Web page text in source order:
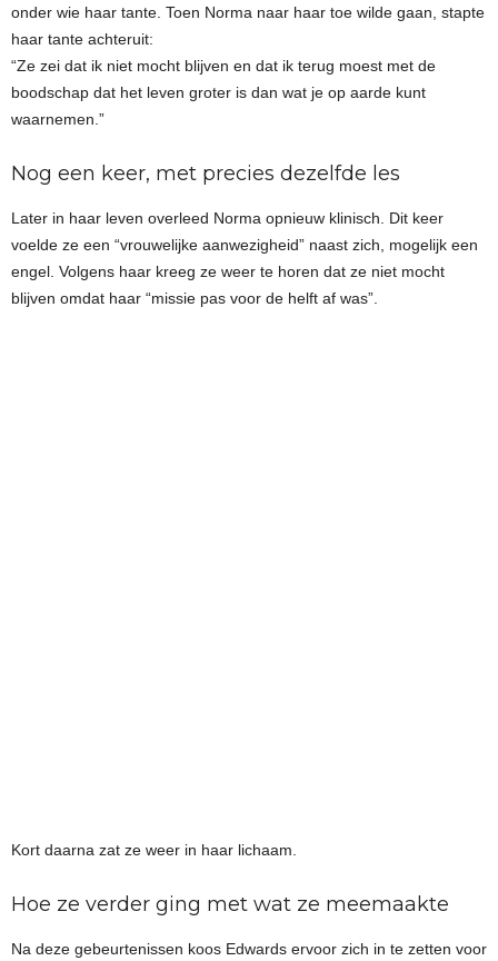
onder wie haar tante. Toen Norma naar haar toe wilde gaan, stapte
haar tante achteruit:
“Ze zei dat ik niet mocht blijven en dat ik terug moest met de
boodschap dat het leven groter is dan wat je op aarde kunt
waarnemen.”
Nog een keer, met precies dezelfde les
Later in haar leven overleed Norma opnieuw klinisch. Dit keer
voelde ze een “vrouwelijke aanwezigheid” naast zich, mogelijk een
engel. Volgens haar kreeg ze weer te horen dat ze niet mocht
blijven omdat haar “missie pas voor de helft af was”.
Kort daarna zat ze weer in haar lichaam.
Hoe ze verder ging met wat ze meemaakte
Na deze gebeurtenissen koos Edwards ervoor zich in te zetten voor